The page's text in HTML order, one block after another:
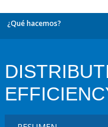
¿Qué hacemos?